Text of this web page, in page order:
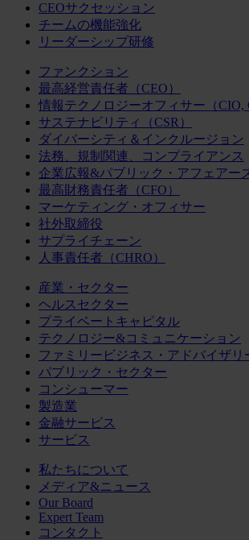
CEOサクセッション
チームの機能強化
リーダーシップ研修
ファンクション
最高経営責任者（CEO）
情報テクノロジーオフィサー（CIO,
サステナビリティ（CSR）
ダイバーシティ＆インクルージョン
法務、規制関連、コンプライアンス
企業広報&パブリック・アフェアー
最高財務責任者（CFO）
マーケティング・オフィサー
社外取締役
サプライチェーン
人事責任者（CHRO）
産業・セクター
ヘルスセクター
プライベートキャピタル
テクノロジー&コミュニケーション
ファミリービジネス・アドバイザリ
パブリック・セクター
コンシューマー
製造業
金融サービス
サービス
私たちについて
メディア&ニュース
Our Board
Expert Team
コンタクト